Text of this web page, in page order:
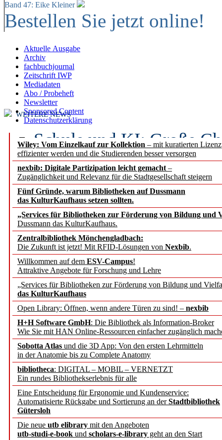
Band 47: Eike Kleiner
Bestellen Sie jetzt online!
Aktuelle Ausgabe
Archiv
fachbuchjournal
Zeitschrift IWP
Mediadaten
Abo / Probeheft
Newsletter
Sponsored Content
Datenschutzerklärung
Wiley: Vom Einzelkauf zur Kollektion – mit kuratierten
effizienter werden und die Studierenden besser versorgen
nexbib: Digitale Partizipation leicht gemacht –
Zugänglichkeit und Relevanz für die Stadtgesellschaft steigern
Fünf Gründe, warum Bibliotheken auf Dussmann
das KulturKaufhaus setzen sollten.
„Services für Bibliotheken zur Förderung von Bildung und
Dussmann das KulturKaufhaus.
Zentralbibliothek Mönchengladbach:
Die Zukunft ist jetzt! Mit RFID-Lösungen von Nexbib.
Willkommen auf dem ESV-Campus!
Attraktive Angebote für Forschung und Lehre
„Services für Bibliotheken zur Förderung von Bildung und
das KulturKaufhaus
Open Library: Öffnen, wenn andere Türen zu sind! – nexbib
H+H Software GmbH: Die Bibliothek als Information-Broker
Wie Sie mit HAN Online-Ressourcen einfacher zugänglich
Sobotta Atlas und die 3D App: Von den ersten Lehrmitteln
in der Anatomie bis zu Complete Anatomy
bibliotheca: DIGITAL – MOBIL – VERNETZT
Ein rundes Bibliothekserlebnis für alle
Eine Entscheidung für Ergonomie und Kundenservice:
Automatisierte Rückgabe und Sortierung an derStadtbibliothek
Gütersloh
Die neue utb elibrary mit den Angeboten
utb-studi-e-book und scholars-e-library geht an den Start
WEITERE NEWS
Schule und KI: Große
Voraussetzungen
Erfolgreiches erstes
Segment Research –
angepasst
konstruktiv!
Mohr Siebeck
und die Zeitschrift für
Francke Attempto
EBSCO Information
Recherchefunktionen in
Sorbisches Institut neu
Geschichte und